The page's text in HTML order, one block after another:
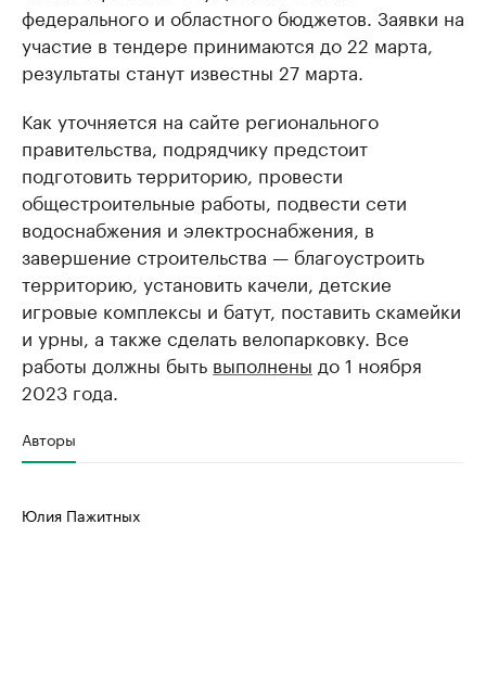
федерального и областного бюджетов. Заявки на
участие в тендере принимаются до 22 марта,
результаты станут известны 27 марта.
Как уточняется на сайте регионального
правительства, подрядчику предстоит
подготовить территорию, провести
общестроительные работы, подвести сети
водоснабжения и электроснабжения, в
завершение строительства — благоустроить
территорию, установить качели, детские
игровые комплексы и батут, поставить скамейки
и урны, а также сделать велопарковку. Все
работы должны быть выполнены до 1 ноября
2023 года.
Авторы
Юлия Пажитных